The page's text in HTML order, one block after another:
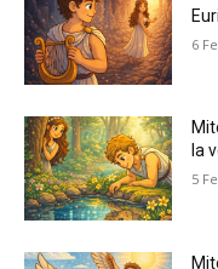
6
la
5